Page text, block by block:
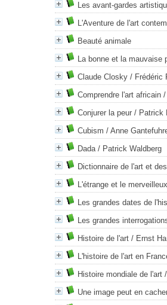
Les avant-gardes
L'Aventure de l'art
Beauté animale
La bonne et la mauvaise
Claude Closky / Frédéric
Comprendre l'art africain /
Conjurer la peur / Patrick
Cubism / Anne
Dada/ Patrick Waldberg
Dictionnaire de l'art et
L'étrange et le
Les grandes dates de
Les grandes
Histoire de l'art / Ernst
L'histoire de l'art en
Histoire mondiale de l'art
Une image peut en